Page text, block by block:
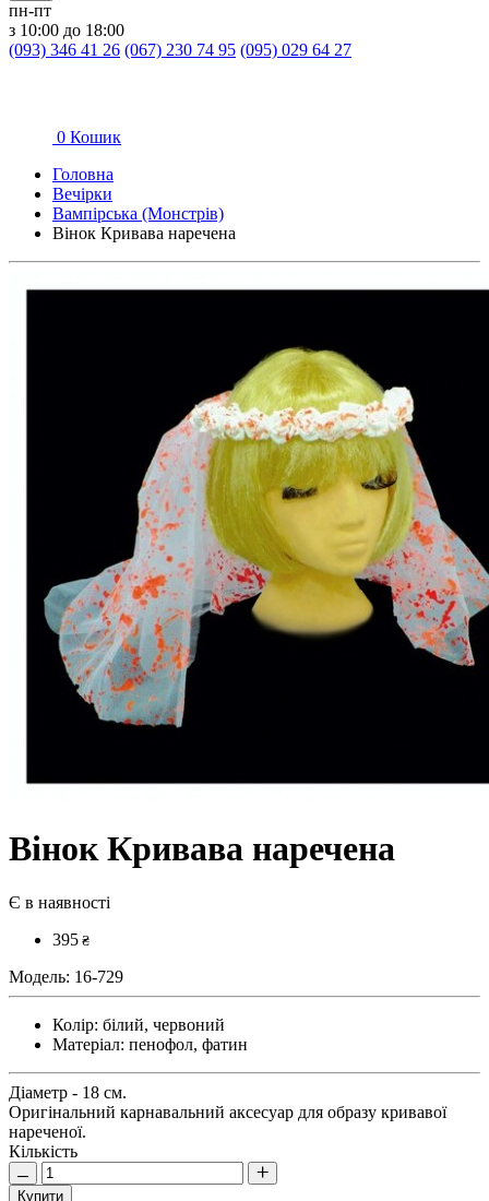
пн-пт
з 10:00 до 18:00
(093) 346 41 26 (067) 230 74 95 (095) 029 64 27
0 Кошик
Головна
Вечірки
Вампірська (Монстрів)
Вінок Кривава наречена
Вінок Кривава наречена
Є в наявності
395 ₴
Модель: 16-729
Колір: білий, червоний
Матеріал: пенофол, фатин
Діаметр - 18 см.
Оригінальний карнавальний аксесуар для образу кривавої
нареченої.
Кількість
Купити